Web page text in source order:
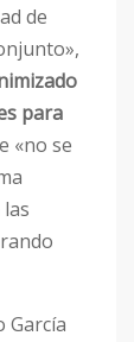
de
para
«no se
García